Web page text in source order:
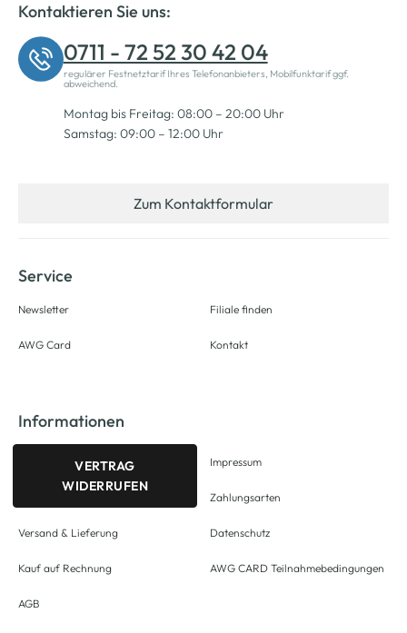
Kontaktieren Sie uns:
0711 - 72 52 30 42 04
regulärer Festnetztarif Ihres Telefonanbieters, Mobilfunktarif ggf.
abweichend.
Montag bis Freitag: 08:00 – 20:00 Uhr
Samstag: 09:00 – 12:00 Uhr
Zum Kontaktformular
Service
Newsletter
AWG Card
Filiale finden
Kontakt
Informationen
VERTRAG
WIDERRUFEN
Versand & Lieferung
Kauf auf Rechnung
AGB
Impressum
Zahlungsarten
Datenschutz
AWG CARD Teilnahmebedingungen